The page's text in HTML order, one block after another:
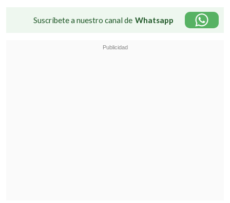
Suscríbete a nuestro canal de Whatsapp